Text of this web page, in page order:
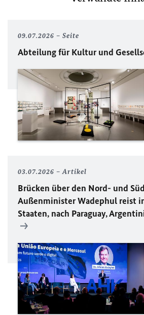
09.07.2026 Seite
Abteilung für Kultur und
03.07.2026 Artikel
Brücken über den Nord- und
Außenminister Wadephul reist
Staaten, nach Paraguay,